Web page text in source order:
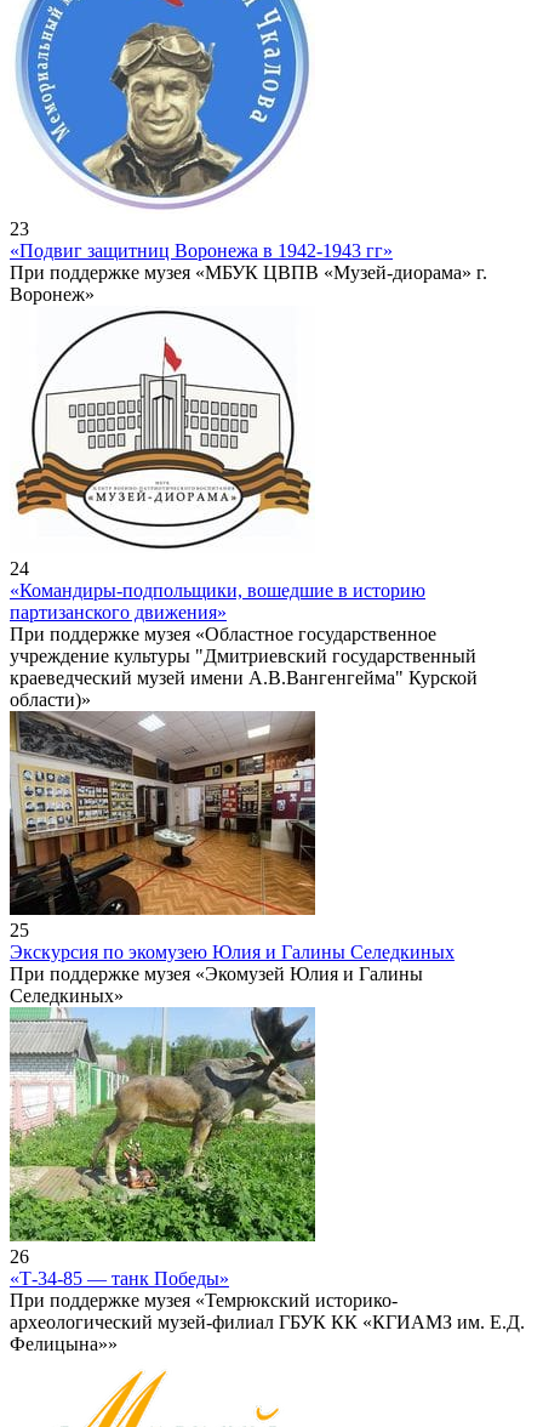
23
«Подвиг защитниц Воронежа в 1942-1943 гг»
При поддержке музея «МБУК ЦВПВ «Музей-диорама» г.
Воронеж»
24
«Командиры-подпольщики, вошедшие в историю
партизанского движения»
При поддержке музея «Областное государственное
учреждение культуры "Дмитриевский государственный
краеведческий музей имени А.В.Вангенгейма" Курской
области)»
25
Экскурсия по экомузею Юлия и Галины Селедкиных
При поддержке музея «Экомузей Юлия и Галины
Селедкиных»
26
«Т-34-85 — танк Победы»
При поддержке музея «Темрюкский историко-
археологический музей-филиал ГБУК КК «КГИАМЗ им. Е.Д.
Фелицына»»